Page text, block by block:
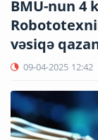
BMU-nun 4
vəsiqə
09-04-2025 12:42